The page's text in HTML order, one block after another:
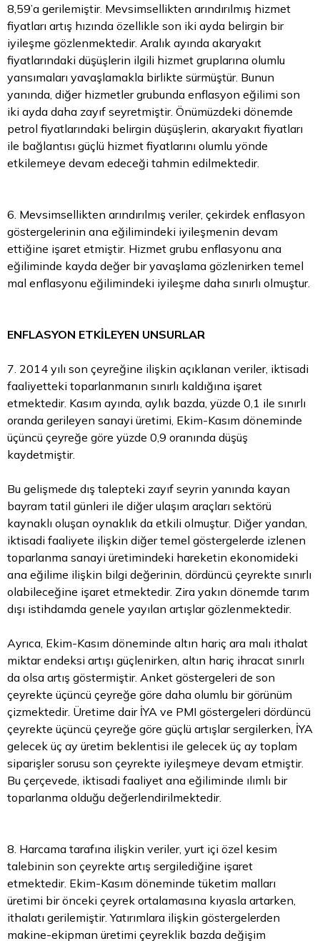
8,59’a gerilemiştir. Mevsimsellikten arındırılmış hizmet
fiyatları artış hızında özellikle son iki ayda belirgin bir
iyileşme gözlenmektedir. Aralık ayında akaryakıt
fiyatlarındaki düşüşlerin ilgili hizmet gruplarına olumlu
yansımaları yavaşlamakla birlikte sürmüştür. Bunun
yanında, diğer hizmetler grubunda enflasyon eğilimi son
iki ayda daha zayıf seyretmiştir. Önümüzdeki dönemde
petrol fiyatlarındaki belirgin düşüşlerin, akaryakıt fiyatları
ile bağlantısı güçlü hizmet fiyatlarını olumlu yönde
etkilemeye devam edeceği tahmin edilmektedir.
6. Mevsimsellikten arındırılmış veriler, çekirdek enflasyon
göstergelerinin ana eğilimindeki iyileşmenin devam
ettiğine işaret etmiştir. Hizmet grubu enflasyonu ana
eğiliminde kayda değer bir yavaşlama gözlenirken temel
mal enflasyonu eğilimindeki iyileşme daha sınırlı olmuştur.
ENFLASYON ETKİLEYEN UNSURLAR
7. 2014 yılı son çeyreğine ilişkin açıklanan veriler, iktisadi
faaliyetteki toparlanmanın sınırlı kaldığına işaret
etmektedir. Kasım ayında, aylık bazda, yüzde 0,1 ile sınırlı
oranda gerileyen sanayi üretimi, Ekim-Kasım döneminde
üçüncü çeyreğe göre yüzde 0,9 oranında düşüş
kaydetmiştir.
Bu gelişmede dış talepteki zayıf seyrin yanında kayan
bayram tatil günleri ile diğer ulaşım araçları sektörü
kaynaklı oluşan oynaklık da etkili olmuştur. Diğer yandan,
iktisadi faaliyete ilişkin diğer temel göstergelerde izlenen
toparlanma sanayi üretimindeki hareketin ekonomideki
ana eğilime ilişkin bilgi değerinin, dördüncü çeyrekte sınırlı
olabileceğine işaret etmektedir. Zira yakın dönemde tarım
dışı istihdamda genele yayılan artışlar gözlenmektedir.
Ayrıca, Ekim-Kasım döneminde altın hariç ara malı ithalat
miktar endeksi artışı güçlenirken, altın hariç ihracat sınırlı
da olsa artış göstermiştir. Anket göstergeleri de son
çeyrekte üçüncü çeyreğe göre daha olumlu bir görünüm
çizmektedir. Üretime dair İYA ve PMI göstergeleri dördüncü
çeyrekte üçüncü çeyreğe göre güçlü artışlar sergilerken, İYA
gelecek üç ay üretim beklentisi ile gelecek üç ay toplam
siparişler sorusu son çeyrekte iyileşmeye devam etmiştir.
Bu çerçevede, iktisadi faaliyet ana eğiliminde ılımlı bir
toparlanma olduğu değerlendirilmektedir.
8. Harcama tarafına ilişkin veriler, yurt içi özel kesim
talebinin son çeyrekte artış sergilediğine işaret
etmektedir. Ekim-Kasım döneminde tüketim malları
üretimi bir önceki çeyrek ortalamasına kıyasla artarken,
ithalatı gerilemiştir. Yatırımlara ilişkin göstergelerden
makine-ekipman üretimi çeyreklik bazda değişim